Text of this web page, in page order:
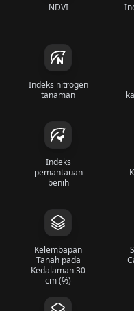
NDVI
Indeks nitrogen
tanaman
Indeks
pemantauan
benih
Kelembapan
Tanah pada
Kedalaman 30
cm (%)